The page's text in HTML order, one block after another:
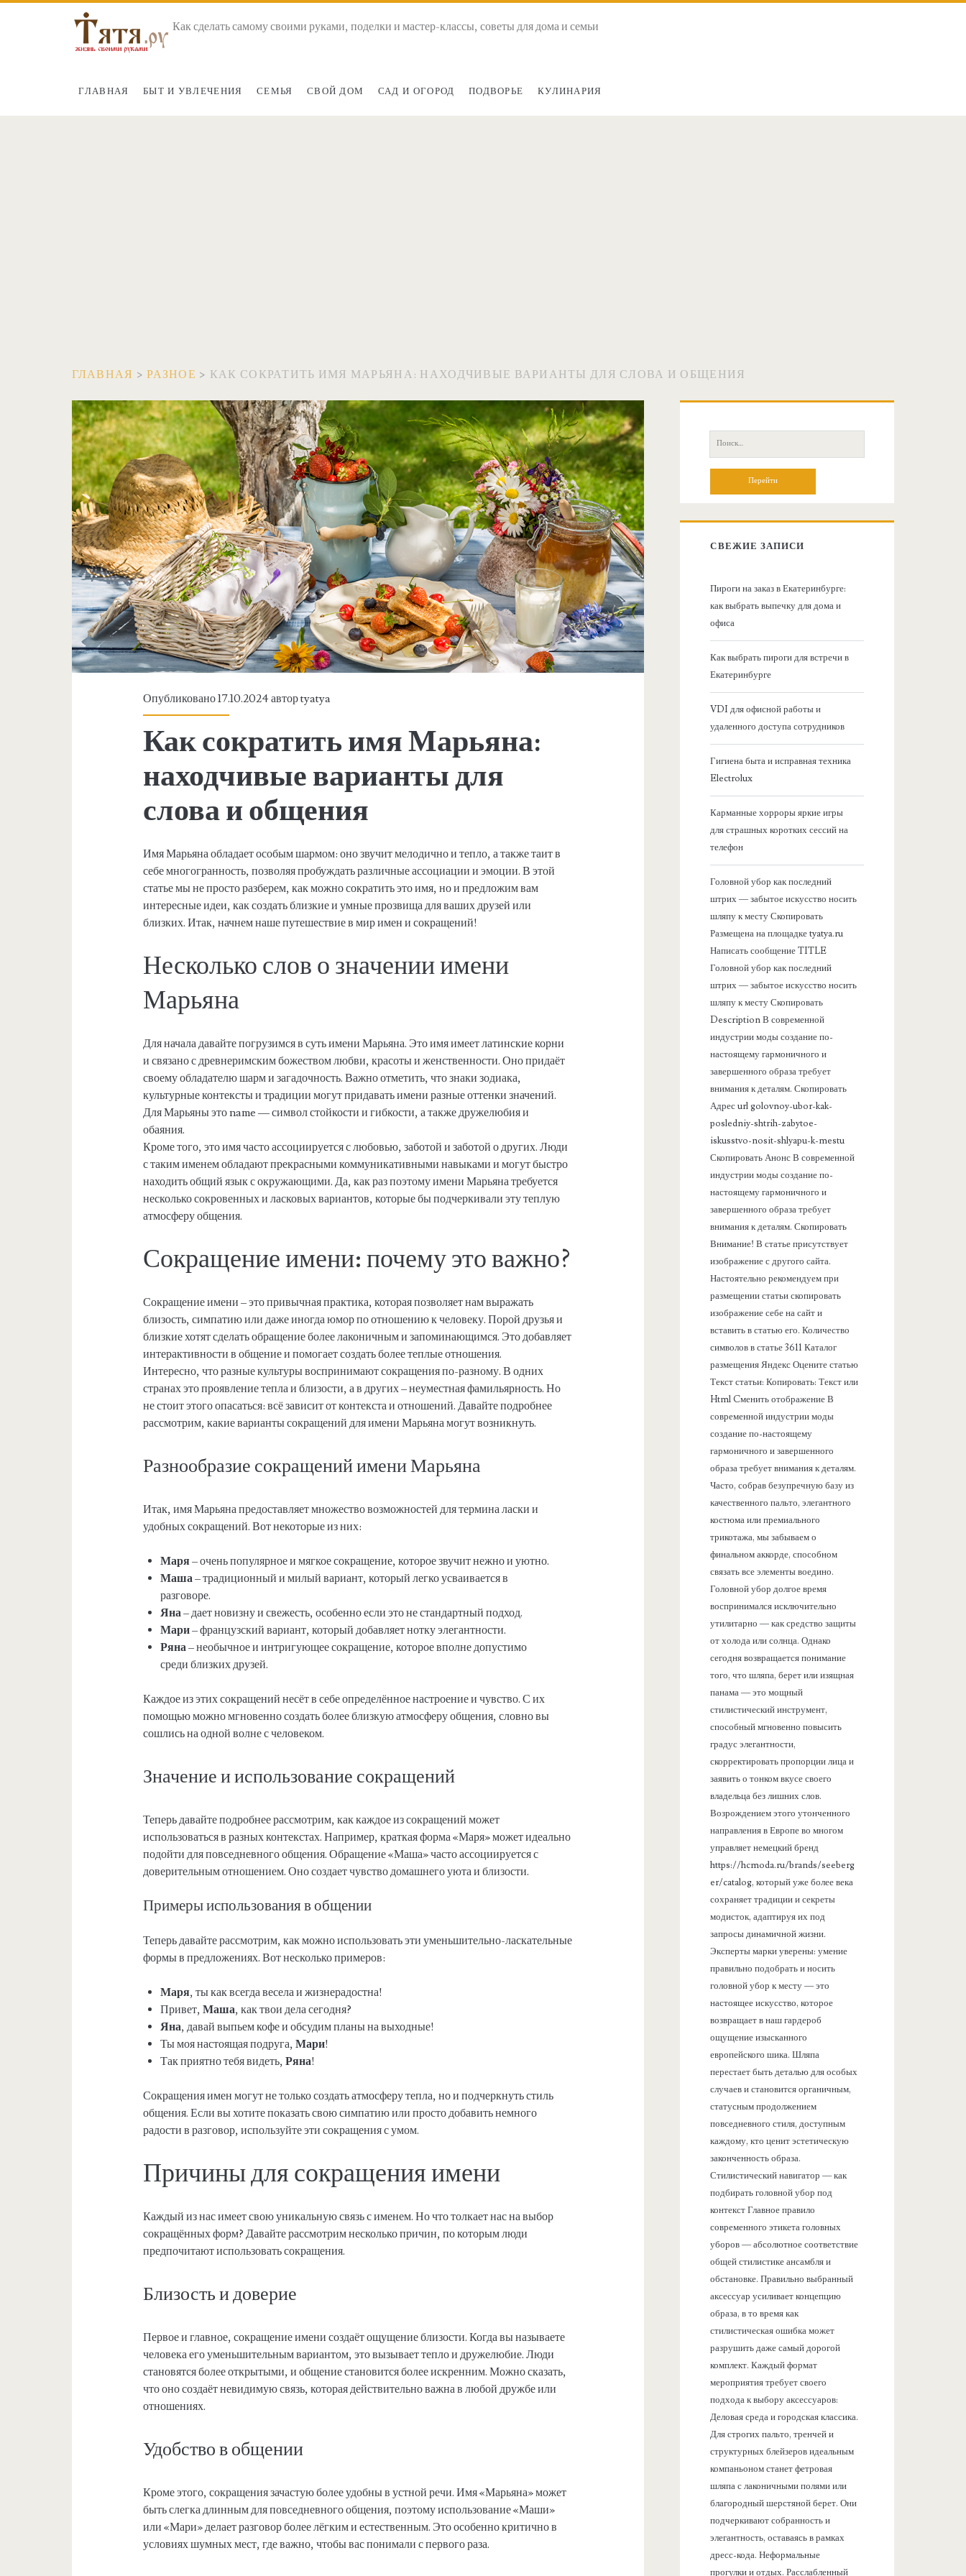
Как сделать самому своими руками, поделки и мастер-классы, советы для дома и семьи
ГЛАВНАЯ БЫТ И УВЛЕЧЕНИЯ СЕМЬЯ СВОЙ ДОМ САД И ОГОРОД ПОДВОРЬЕ КУЛИНАРИЯ
ГЛАВНАЯ >РАЗНОЕ > КАК СОКРАТИТЬ ИМЯ МАРЬЯНА: НАХОДЧИВЫЕ ВАРИАНТЫ ДЛЯ СЛОВА И ОБЩЕНИЯ
Опубликовано 17.10.2024 авторtyatya
Как сократить имя Марьяна:
находчивые варианты для
слова и общения
Имя Марьяна обладает особым шармом: оно звучит мелодично и тепло, а также таит в
себе многогранность, позволяя пробуждать различные ассоциации и эмоции. В этой
статье мы не просто разберем, как можно сократить это имя, но и предложим вам
интересные идеи, как создать близкие и умные прозвища для ваших друзей или
близких. Итак, начнем наше путешествие в мир имен и сокращений!
Несколько слов о значении имени
Марьяна
Для начала давайте погрузимся в суть имени Марьяна. Это имя имеет латинские корни
и связано с древнеримским божеством любви, красоты и женственности. Оно придаёт
своему обладателю шарм и загадочность. Важно отметить, что знаки зодиака,
культурные контексты и традиции могут придавать имени разные оттенки значений.
Для Марьяны это name — символ стойкости и гибкости, а также дружелюбия и
обаяния.
Кроме того, это имя часто ассоциируется с любовью, заботой и заботой о других. Люди
с таким именем обладают прекрасными коммуникативными навыками и могут быстро
находить общий язык с окружающими. Да, как раз поэтому имени Марьяна требуется
несколько сокровенных и ласковых вариантов, которые бы подчеркивали эту теплую
атмосферу общения.
Сокращение имени: почему это важно?
Сокращение имени – это привычная практика, которая позволяет нам выражать
близость, симпатию или даже иногда юмор по отношению к человеку. Порой друзья и
близкие хотят сделать обращение более лаконичным и запоминающимся. Это добавляет
интерактивности в общение и помогает создать более теплые отношения.
Интересно, что разные культуры воспринимают сокращения по-разному. В одних
странах это проявление тепла и близости, а в других – неуместная фамильярность. Но
не стоит этого опасаться: всё зависит от контекста и отношений. Давайте подробнее
рассмотрим, какие варианты сокращений для имени Марьяна могут возникнуть.
Разнообразие сокращений имени Марьяна
Итак, имя Марьяна предоставляет множество возможностей для термина ласки и
удобных сокращений. Вот некоторые из них:
Маря– очень популярное и мягкое сокращение, которое звучит нежно и уютно.
Маша– традиционный и милый вариант, который легко усваивается в
разговоре.
Яна– дает новизну и свежесть, особенно если это не стандартный подход.
Мари– французский вариант, который добавляет нотку элегантности.
Ряна– необычное и интригующее сокращение, которое вполне допустимо
среди близких друзей.
Каждое из этих сокращений несёт в себе определённое настроение и чувство. С их
помощью можно мгновенно создать более близкую атмосферу общения, словно вы
сошлись на одной волне с человеком.
Значение и использование сокращений
Теперь давайте подробнее рассмотрим, как каждое из сокращений может
использоваться в разных контекстах. Например, краткая форма «Маря» может идеально
подойти для повседневного общения. Обращение «Маша» часто ассоциируется с
доверительным отношением. Оно создает чувство домашнего уюта и близости.
Примеры использования в общении
Теперь давайте рассмотрим, как можно использовать эти уменьшительно-ласкательные
формы в предложениях. Вот несколько примеров:
Маря, ты как всегда весела и жизнерадостна!
Привет,Маша, как твои дела сегодня?
Яна, давай выпьем кофе и обсудим планы на выходные!
Ты моя настоящая подруга,Мари!
Так приятно тебя видеть,Ряна!
Сокращения имен могут не только создать атмосферу тепла, но и подчеркнуть стиль
общения. Если вы хотите показать свою симпатию или просто добавить немного
радости в разговор, используйте эти сокращения с умом.
Причины для сокращения имени
Каждый из нас имеет свою уникальную связь с именем. Но что толкает нас на выбор
сокращённых форм? Давайте рассмотрим несколько причин, по которым люди
предпочитают использовать сокращения.
Близость и доверие
Первое и главное, сокращение имени создаёт ощущение близости. Когда вы называете
человека его уменьшительным вариантом, это вызывает тепло и дружелюбие. Люди
становятся более открытыми, и общение становится более искренним. Можно сказать,
что оно создаёт невидимую связь, которая действительно важна в любой дружбе или
отношениях.
Удобство в общении
Кроме этого, сокращения зачастую более удобны в устной речи. Имя «Марьяна» может
быть слегка длинным для повседневного общения, поэтому использование «Маши»
или «Мари» делает разговор более лёгким и естественным. Это особенно критично в
условиях шумных мест, где важно, чтобы вас понимали с первого раза.
о
П
о
:
СВЕЖИЕ ЗАПИСИ
Пироги на заказ в Екатеринбурге:
как выбрать выпечку для дома и
офиса
Как выбрать пироги для встречи в
Екатеринбурге
VDI для офисной работы и
удаленного доступа сотрудников
Гигиена быта и исправная техника
Electrolux
Карманные хорроры яркие игры
для страшных коротких сессий на
телефон
Головной убор как последний
штрих — забытое искусство носить
шляпу к месту Скопировать
Размещена на площадке tyatya.ru
Написать сообщение TITLE
Головной убор как последний
штрих — забытое искусство носить
шляпу к месту Скопировать
Description В современной
индустрии моды создание по-
настоящему гармоничного и
завершенного образа требует
внимания к деталям. Скопировать
Адрес url golovnoy-ubor-kak-
posledniy-shtrih-zabytoe-
iskusstvo-nosit-shlyapu-k-mestu
Скопировать Анонс В современной
индустрии моды создание по-
настоящему гармоничного и
завершенного образа требует
внимания к деталям. Скопировать
Внимание! В статье присутствует
изображение с другого сайта.
Настоятельно рекомендуем при
размещении статьи скопировать
изображение себе на сайт и
вставить в статью его. Количество
символов в статье 3611 Каталог
размещения Яндекс Оцените статью
Текст статьи: Копировать: Текст или
Html Cменить отображение В
современной индустрии моды
создание по-настоящему
гармоничного и завершенного
образа требует внимания к деталям.
Часто, собрав безупречную базу из
качественного пальто, элегантного
костюма или премиального
трикотажа, мы забываем о
финальном аккорде, способном
связать все элементы воедино.
Головной убор долгое время
воспринимался исключительно
утилитарно — как средство защиты
от холода или солнца. Однако
сегодня возвращается понимание
того, что шляпа, берет или изящная
панама — это мощный
стилистический инструмент,
способный мгновенно повысить
градус элегантности,
скорректировать пропорции лица и
заявить о тонком вкусе своего
владельца без лишних слов.
Возрождением этого утонченного
направления в Европе во многом
управляет немецкий бренд
https://hcmoda.ru/brands/seeberg
er/catalog, который уже более века
сохраняет традиции и секреты
модисток, адаптируя их под
запросы динамичной жизни.
Эксперты марки уверены: умение
правильно подобрать и носить
головной убор к месту — это
настоящее искусство, которое
возвращает в наш гардероб
ощущение изысканного
европейского шика. Шляпа
перестает быть деталью для особых
случаев и становится органичным,
статусным продолжением
повседневного стиля, доступным
каждому, кто ценит эстетическую
законченность образа.
Стилистический навигатор — как
подбирать головной убор под
контекст Главное правило
современного этикета головных
уборов — абсолютное соответствие
общей стилистике ансамбля и
обстановке. Правильно выбранный
аксессуар усиливает концепцию
образа, в то время как
стилистическая ошибка может
разрушить даже самый дорогой
комплект. Каждый формат
мероприятия требует своего
подхода к выбору аксессуаров:
Деловая среда и городская классика.
Для строгих пальто, тренчей и
структурных блейзеров идеальным
компаньоном станет фетровая
шляпа с лаконичными полями или
благородный шерстяной берет. Они
подчеркивают собранность и
элегантность, оставаясь в рамках
дресс-кода. Неформальные
прогулки и отдых. Расслабленный